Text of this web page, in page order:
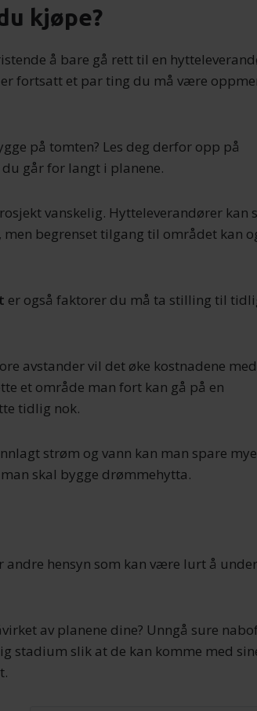
kjøpe?
å bare gå rett til en
fortsatt et par ting du må være
på tomten? Les deg derfor opp på
går for langt i planene.
vanskelig. Hytteleverandører kan
begrenset tilgang til området kan
er også faktorer du må ta stilling til
avstander vil det øke kostnadene med
et område man fort kan gå på en
tidlig nok.
strøm og vann kan man spare
skal bygge drømmehytta.
andre hensyn som kan være lurt å
av planene dine? Unngå sure
stadium slik at de kan komme med